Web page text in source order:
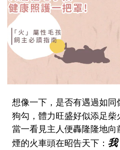
想像一下，是否有遇過如同
狗勾，體力旺盛好似添足柴
當一看見主人便轟隆隆地
煙的火車頭在昭告天下：